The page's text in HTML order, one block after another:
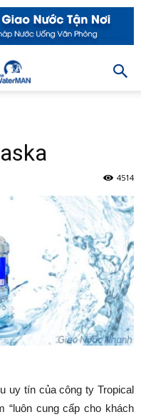
4514
uy tín của công ty Tropical
“luôn cung cấp cho khách